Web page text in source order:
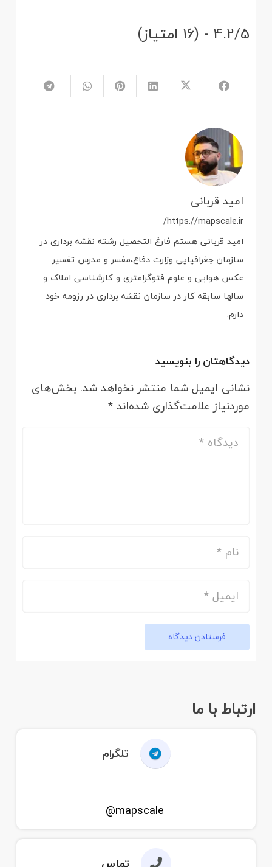
4.2/5 - (16 امتیاز)
امید قربانی
https://mapscale.ir/
امید قربانی هستم فارغ التحصیل رشته نقشه برداری در
سازمان جغرافیایی وزارت دفاع،مفسر و مدرس تفسیر
عکس هوایی و علوم فتوگرامتری و کارشناسی املاک و
سالها سابقه کار در سازمان نقشه برداری در رزومه خود
دارم.
دیدگاهتان را بنویسید
نشانی ایمیل شما منتشر نخواهد شد. بخش‌های
موردنیاز علامت‌گذاری شده‌اند*
فرستادن دیدگاه
ارتباط با ما
تلگرام
mapscale@